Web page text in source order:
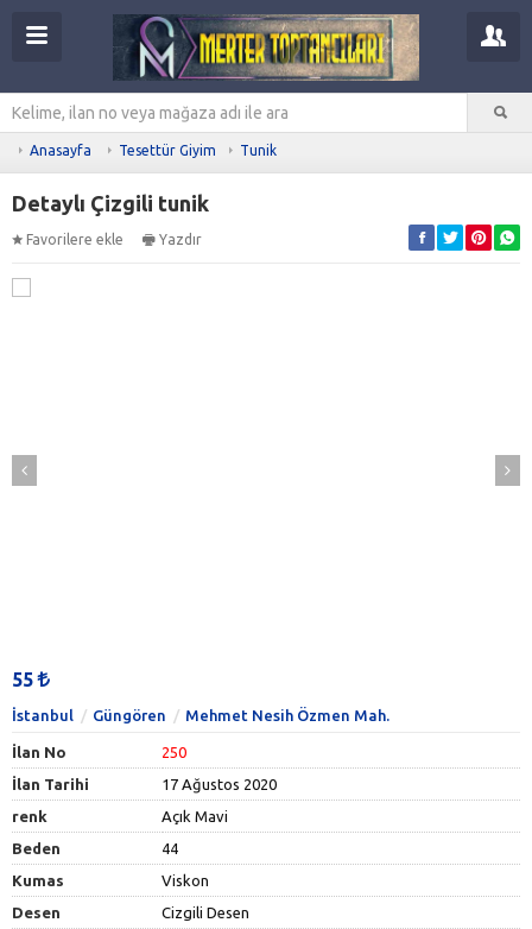
Anasayfa Tesettür Giyim Tunik
Detaylı Çizgili tunik
Favorilere ekle Yazdır
55
İstanbul Güngören Mehmet Nesih Özmen Mah.
İlan No
250
İlan Tarihi
17 Ağustos 2020
renk
Açık Mavi
Beden
44
Kumas
Viskon
Desen
Cizgili Desen